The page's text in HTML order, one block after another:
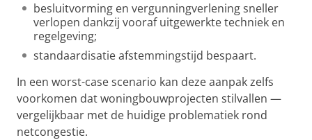
besluitvorming en vergunningverlening sneller
verlopen dankzij vooraf uitgewerkte techniek en
regelgeving;
standaardisatie afstemmingstijd bespaart.
In een worst-case scenario kan deze aanpak zelfs
voorkomen dat woningbouwprojecten stilvallen —
vergelijkbaar met de huidige problematiek rond
netcongestie.